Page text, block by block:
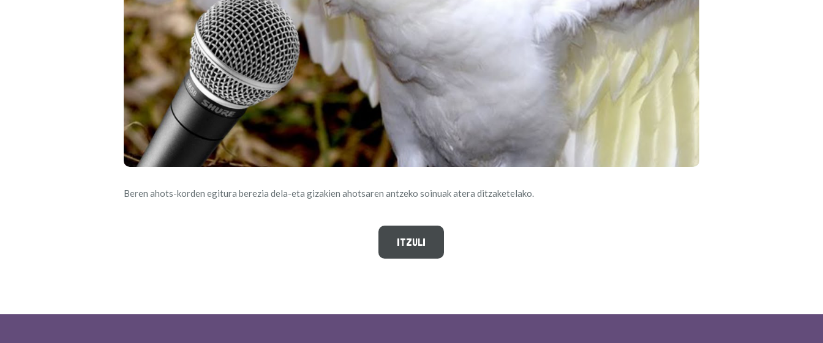
Beren ahots-korden egitura berezia dela-eta gizakien ahotsaren antzeko soinuak atera ditzaketelako.
ITZULI